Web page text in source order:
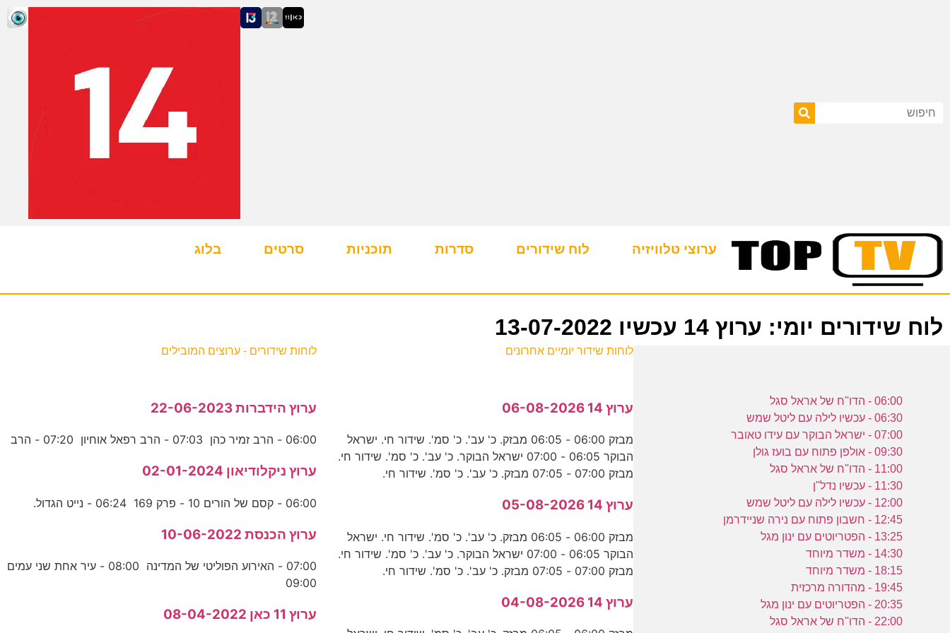
ערוצי טלוויזיה לוח שידורים סדרות תוכניות סרטים בלוג
לוח שידורים יומי: ערוץ 14 עכשיו 13-07-2022
06:00 - הדו''ח של אראל סגל
06:30 - עכשיו לילה עם ליטל שמש
07:00 - ישראל הבוקר עם עידו טאובר
09:30 - אולפן פתוח עם בועז גולן
11:00 - הדו''ח של אראל סגל
11:30 - עכשיו נדל''ן
12:00 - עכשיו לילה עם ליטל שמש
12:45 - חשבון פתוח עם נירה שניידרמן
13:25 - הפטריוטים עם ינון מגל
14:30 - משדר מיוחד
18:15 - משדר מיוחד
19:45 - מהדורה מרכזית
20:35 - הפטריוטים עם ינון מגל
22:00 - הדו''ח של אראל סגל
לוחות שידור יומיים אחרונים
ערוץ 14 06-08-2026
מבזק 06:00 - 06:05 מבזק. כ' עב'. כ' סמ'. שידור חי. ישראל
הבוקר 06:05 - 07:00 ישראל הבוקר. כ' עב'. כ' סמ'. שידור חי.
מבזק 07:00 - 07:05 מבזק. כ' עב'. כ' סמ'. שידור חי.
ערוץ 14 05-08-2026
מבזק 06:00 - 06:05 מבזק. כ' עב'. כ' סמ'. שידור חי. ישראל
הבוקר 06:05 - 07:00 ישראל הבוקר. כ' עב'. כ' סמ'. שידור חי.
מבזק 07:00 - 07:05 מבזק. כ' עב'. כ' סמ'. שידור חי.
ערוץ 14 04-08-2026
לוחות שידורים - ערוצים המובילים
ערוץ הידברות 22-06-2023
06:00 - הרב זמיר כהן 07:03 - הרב רפאל אוחיון 07:20 - הרב
ערוץ ניקלודיאון 02-01-2024
06:00 - קסם של הורים 10 - פרק 169 06:24 - נייט הגדול.
ערוץ הכנסת 10-06-2022
07:00 - האירוע הפוליטי של המדינה 08:00 - עיר אחת שני עמים
09:00
ערוץ 11 כאן 08-04-2022